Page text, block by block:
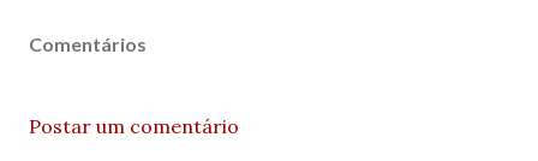
Comentários
Postar um comentário